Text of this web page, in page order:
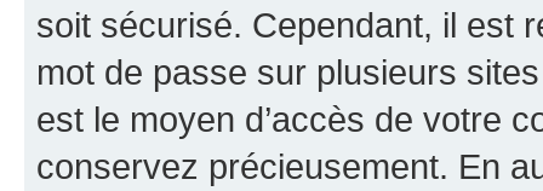
soit sécurisé. Cependant, il est
mot de passe sur plusieurs
est le moyen d’accès de votre
conservez précieusement. En